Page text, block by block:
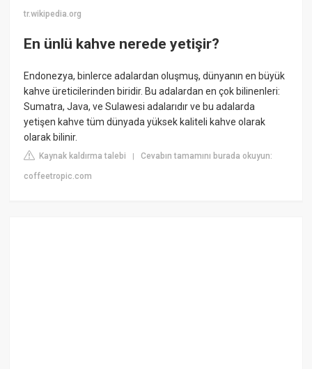
tr.wikipedia.org
En ünlü kahve nerede yetişir?
Endonezya, binlerce adalardan oluşmuş, dünyanın en büyük
kahve üreticilerinden biridir. Bu adalardan en çok bilinenleri:
Sumatra, Java, ve Sulawesi adalarıdır ve bu adalarda
yetişen kahve tüm dünyada yüksek kaliteli kahve olarak
olarak bilinir.
Kaynak kaldırma talebi |Cevabın tamamını burada okuyun:
coffeetropic.com